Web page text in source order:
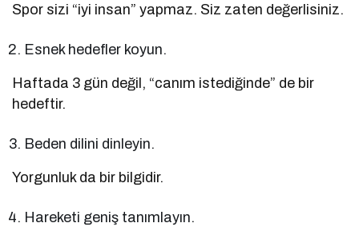
Spor sizi “iyi insan” yapmaz. Siz zaten değerlisiniz.
Esnek hedefler koyun.
Haftada 3 gün değil, “canım istediğinde” de bir
hedeftir.
Beden dilini dinleyin.
Yorgunluk da bir bilgidir.
Hareketi geniş tanımlayın.